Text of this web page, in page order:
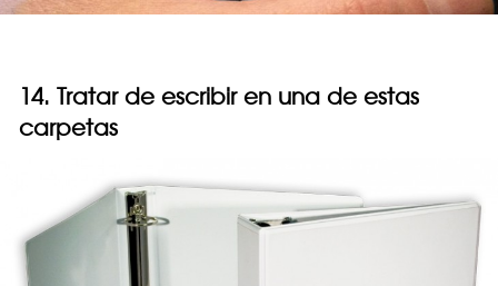
14. Tratar de escribir en una de estas
carpetas